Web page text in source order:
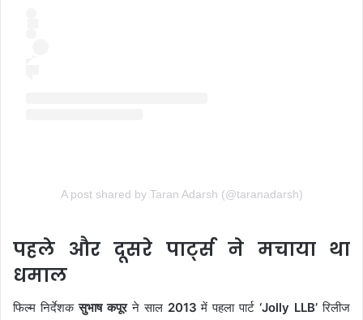
A post shared by Taran Adarsh (@taranadarsh)
पहले और दूसरे पार्ट्स ने मचाया था
धमाल
फिल्म निर्देशकसुभाष कपूरने साल 2013 में पहला पार्ट‘Jolly LLB’ रिलीज